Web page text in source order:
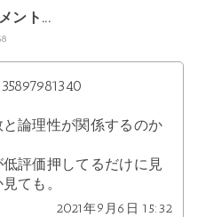
ント...
論理性が関係するのか
評価押してるだけに見
ても。
2021年9月6日 15:32